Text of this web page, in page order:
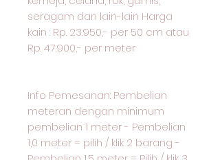
seragam dan lain-lain Harga
kain : Rp. 23.950,- per 50 cm atau
Rp. 47.900,- per meter
Info Pemesanan: Pembelian
meteran dengan minimum
pembelian 1 meter - Pembelian
1,0 meter = pilih / klik 2 barang -